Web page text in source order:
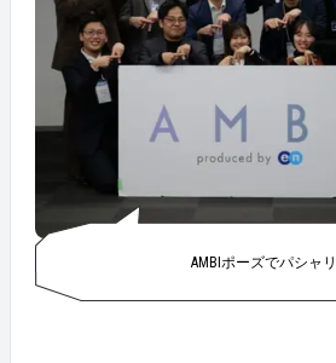
AMBIポーズでパシャ